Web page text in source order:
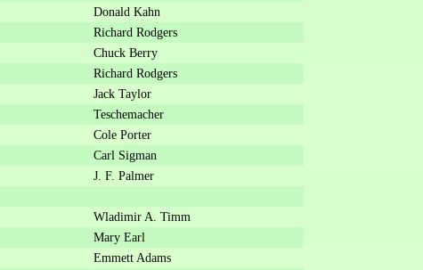
Donald Kahn
Richard Rodgers
Chuck Berry
Richard Rodgers
Jack Taylor
Teschemacher
Cole Porter
Carl Sigman
J. F. Palmer
Wladimir A. Timm
Mary Earl
Emmett Adams